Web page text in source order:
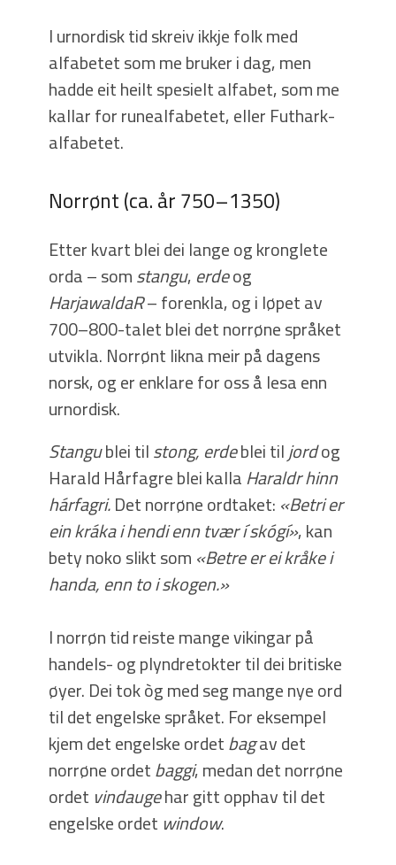
I urnordisk tid skreiv ikkje folk med
alfabetet som me bruker i dag, men
hadde eit heilt spesielt alfabet, som me
kallar for runealfabetet, eller Futhark-
alfabetet.
Norrønt (ca. år 750–1350)
Etter kvart blei dei lange og kronglete
orda – somstangu,erdeog
HarjawaldaR– forenkla, og i løpet av
700–800-talet blei det norrøne språket
utvikla. Norrønt likna meir på dagens
norsk, og er enklare for oss å lesa enn
urnordisk.
Stangublei tilstong,erdeblei tiljordog
Harald Hårfagre blei kallaHaraldr hinn
hárfagri.Det norrøne ordtaket:«Betri er
ein kráka i hendi enn tvær í skógí», kan
bety noko slikt som«Betre er ei kråke i
handa, enn to i skogen.»
I norrøn tid reiste mange vikingar på
handels- og plyndretokter til dei britiske
øyer. Dei tok òg med seg mange nye ord
til det engelske språket. For eksempel
kjem det engelske ordetbagav det
norrøne ordetbaggi, medan det norrøne
ordet vindaugehar gitt opphav til det
engelske ordet window.